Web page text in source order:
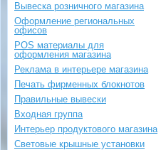
Вывеска розничного магазина
Оформление региональных
офисов
POS материалы для
оформления магазина
Реклама в интерьере магазина
Печать фирменных блокнотов
Правильные вывески
Входная группа
Интерьер продуктового магазина
Световые крышные установки